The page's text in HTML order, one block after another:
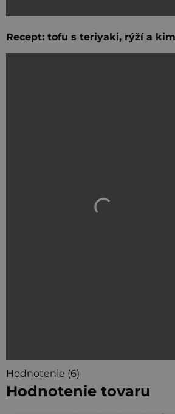
Recept: tofu s teriyaki, rýží a
Hodnotenie (6)
Hodnotenie tovaru